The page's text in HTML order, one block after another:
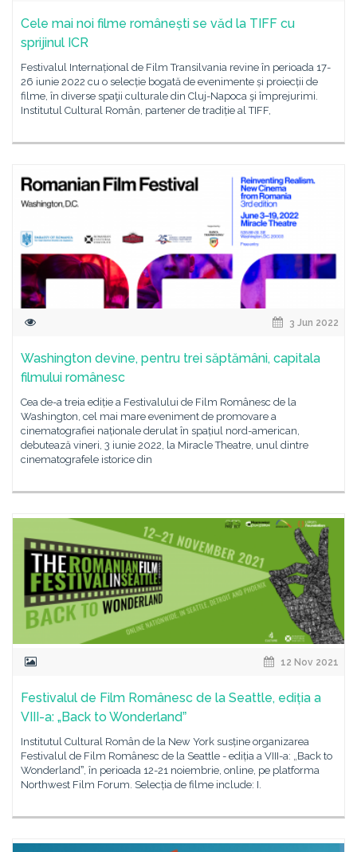
Cele mai noi filme românești se văd la TIFF cu
sprijinul ICR
Festivalul Internațional de Film Transilvania revine în perioada 17-
26 iunie 2022 cu o selecție bogată de evenimente și proiecții de
filme, în diverse spaţii culturale din Cluj-Napoca şi împrejurimi.
Institutul Cultural Român, partener de tradiție al TIFF,
3 Jun 2022
Washington devine, pentru trei săptămâni, capitala
filmului românesc
Cea de-a treia ediție a Festivalului de Film Românesc de la
Washington, cel mai mare eveniment de promovare a
cinematografiei naționale derulat în spațiul nord-american,
debutează vineri, 3 iunie 2022, la Miracle Theatre, unul dintre
cinematografele istorice din
12 Nov 2021
Festivalul de Film Românesc de la Seattle, ediția a
VIII-a: „Back to Wonderlandˮ
Institutul Cultural Român de la New York susține organizarea
Festivalul de Film Românesc de la Seattle - ediția a VIII-a: „Back to
Wonderlandˮ, în perioada 12-21 noiembrie, online, pe platforma
Northwest Film Forum. Selecția de filme include: I.